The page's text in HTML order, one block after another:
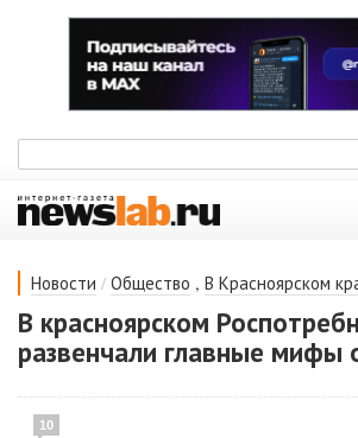
Новости / Общество , В Красноярском
В красноярском
развенчали главные мифы
10